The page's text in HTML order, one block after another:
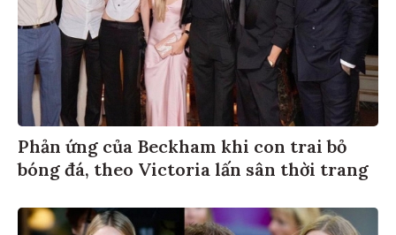
Phản ứng của Beckham khi con trai bỏ
bóng đá, theo Victoria lấn sân thời trang